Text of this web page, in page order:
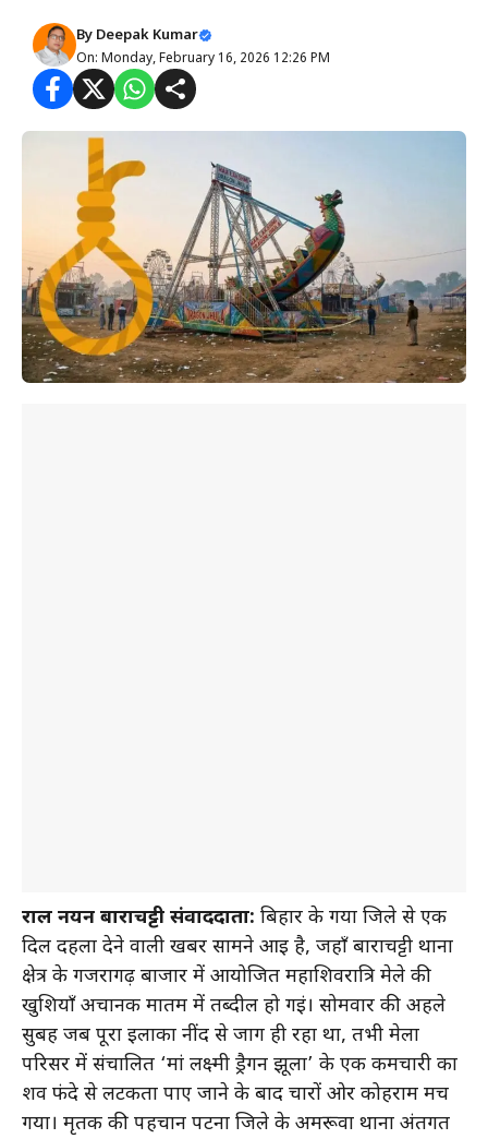
By Deepak Kumar
On: Monday, February 16, 2026 12:26 PM
राहुल नयन बाराचट्टी संवाददाता: बिहार के गया जिले से एक
दिल दहला देने वाली खबर सामने आई है, जहाँ बाराचट्टी थाना
क्षेत्र के गजरागढ़ बाजार में आयोजित महाशिवरात्रि मेले की
खुशियाँ अचानक मातम में तब्दील हो गईं। सोमवार की अहले
सुबह जब पूरा इलाका नींद से जाग ही रहा था, तभी मेला
परिसर में संचालित ‘मां लक्ष्मी ड्रैगन झूला’ के एक कर्मचारी का
शव फंदे से लटकता पाए जाने के बाद चारों ओर कोहराम मच
गया। मृतक की पहचान पटना जिले के अमरूवा थाना अंतर्गत